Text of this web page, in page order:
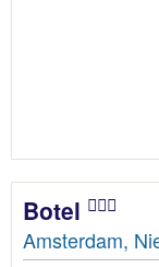
Botel
Amsterdam,